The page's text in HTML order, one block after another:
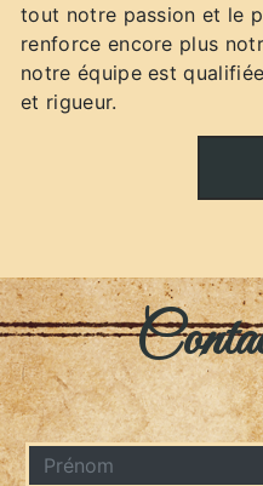
tout notre passion et le
renforce encore plus
notre équipe est
et rigueur.